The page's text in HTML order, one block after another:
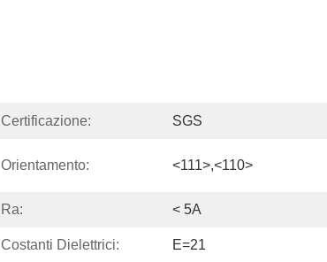
Certificazione: SGS
Orientamento: <111>,<110>
Ra: < 5A
Costanti Dielettrici: Ε=21